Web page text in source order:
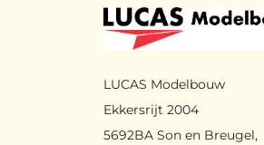
LUCAS Modelbouw
Ekkersrijt 2004
5692BA Son en Breugel,